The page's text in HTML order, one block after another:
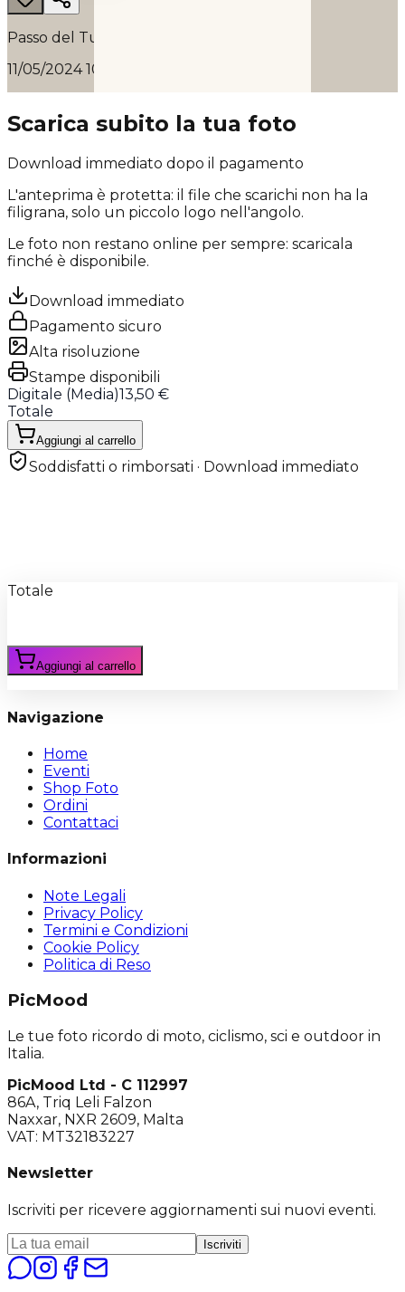
Passo del Turchino
11/05/2024 10:30
Scarica subito la tua foto
Download immediato dopo il pagamento
L'anteprima è protetta: il file che scarichi non ha la
filigrana, solo un piccolo logo nell'angolo.
Le foto non restano online per sempre: scaricala
finché è disponibile.
Download immediato
Pagamento sicuro
Alta risoluzione
Stampe disponibili
Digitale (Media)13,50 €
Totale
Aggiungi al carrello
Soddisfatti o rimborsati · Download immediato
Totale
Aggiungi al carrello
Navigazione
Home
Eventi
Shop Foto
Ordini
Contattaci
Informazioni
Note Legali
Privacy Policy
Termini e Condizioni
Cookie Policy
Politica di Reso
PicMood
Le tue foto ricordo di moto, ciclismo, sci e outdoor in
Italia.
PicMood Ltd - C 112997
86A, Triq Leli Falzon
Naxxar, NXR 2609, Malta
VAT: MT32183227
Newsletter
Iscriviti per ricevere aggiornamenti sui nuovi eventi.
Iscriviti